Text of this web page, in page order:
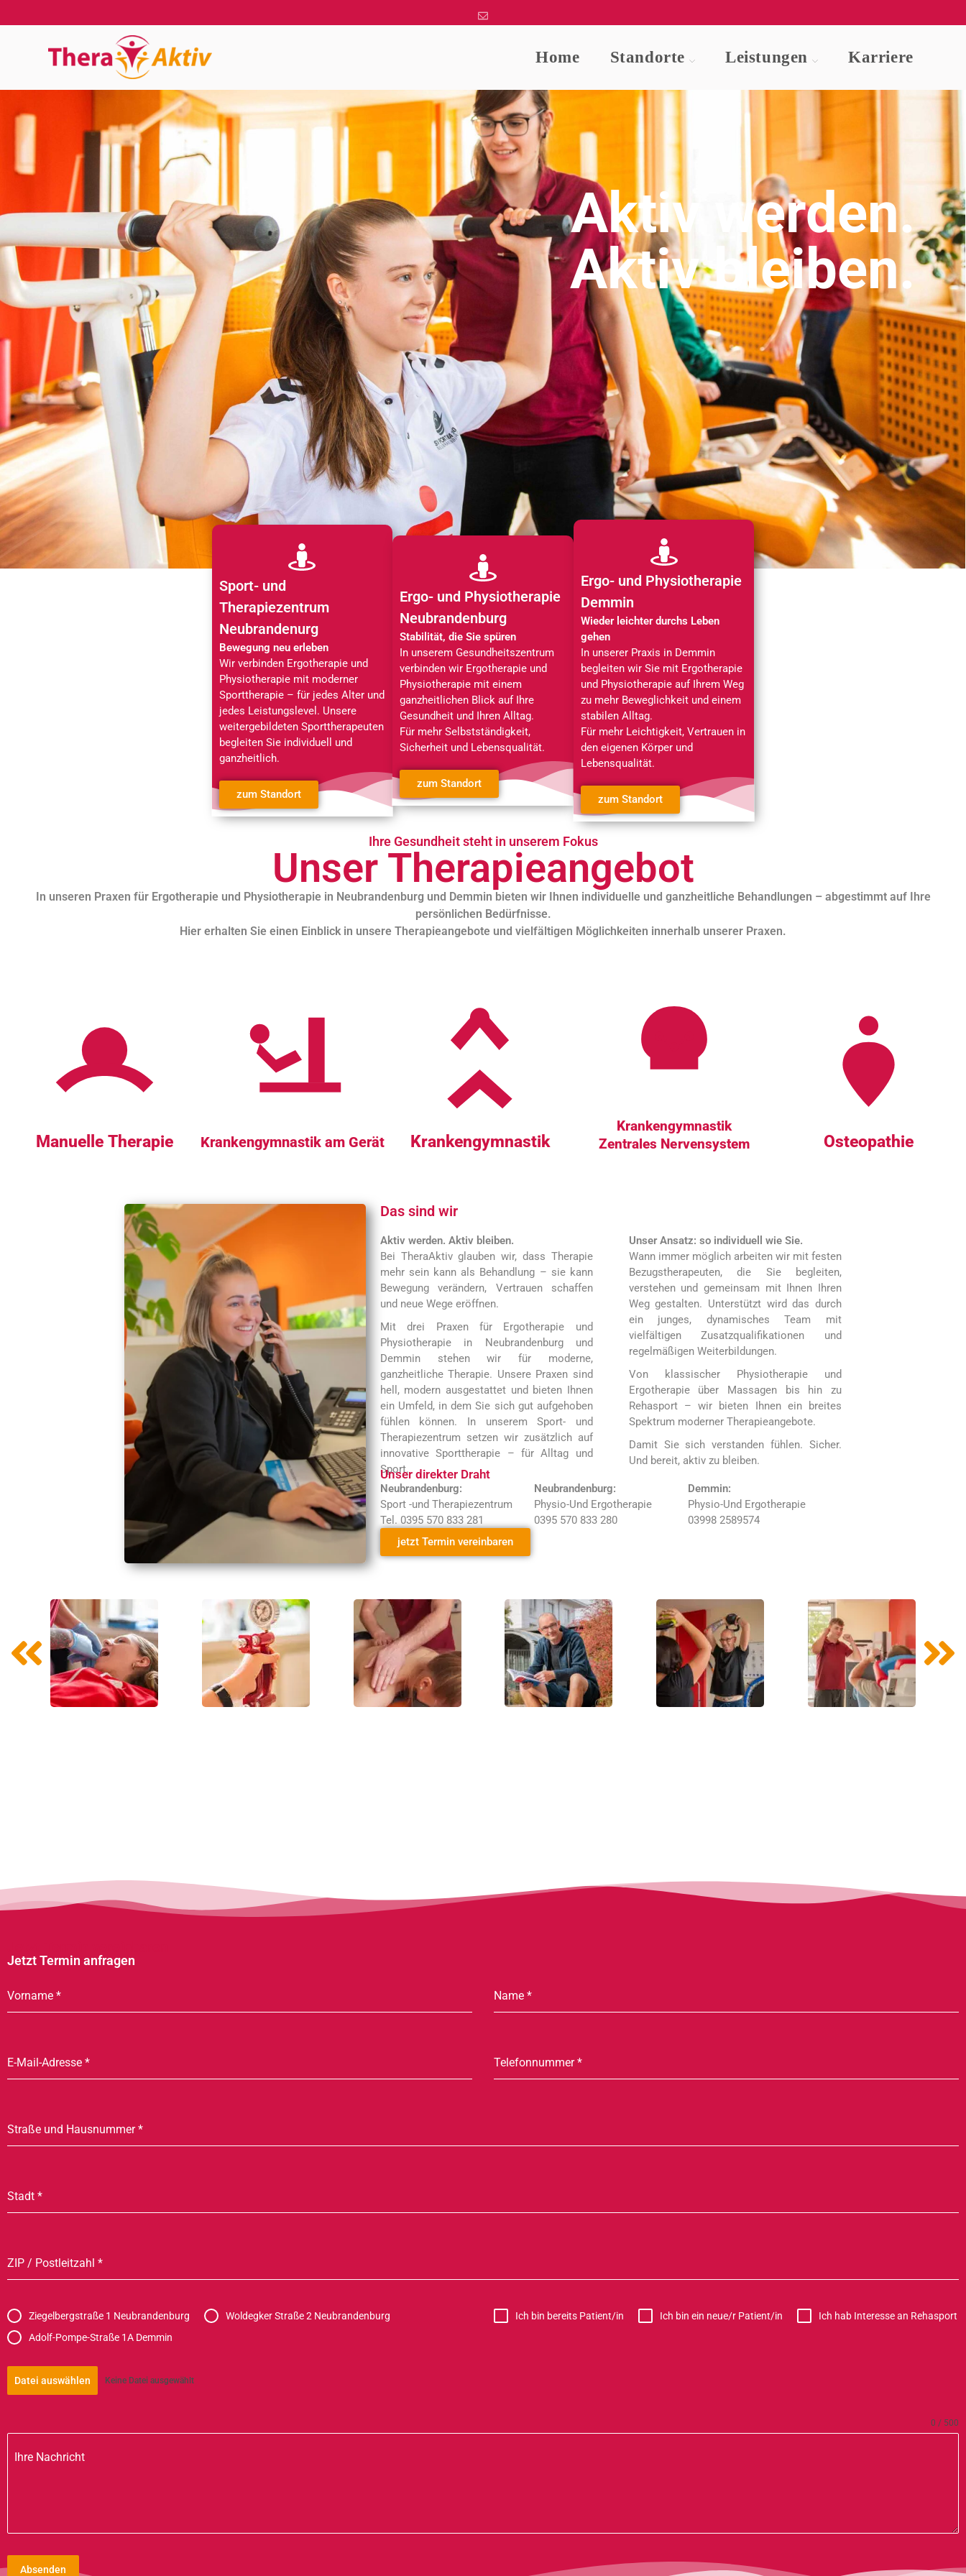
Home Standorte Leistungen Karriere
Aktiv werden.
Aktiv bleiben.
Sport- und
Therapiezentrum
Neubrandenurg
Bewegung neu erleben
Wir verbinden Ergotherapie und
Physiotherapie mit moderner
Sporttherapie – für jedes Alter und
jedes Leistungslevel. Unsere
weitergebildeten Sporttherapeuten
begleiten Sie individuell und
ganzheitlich.
zum Standort
Ergo- und Physiotherapie
Neubrandenburg
Stabilität, die Sie spüren
In unserem Gesundheitszentrum
verbinden wir Ergotherapie und
Physiotherapie mit einem
ganzheitlichen Blick auf Ihre
Gesundheit und Ihren Alltag.
Für mehr Selbstständigkeit,
Sicherheit und Lebensqualität.
zum Standort
Ergo- und Physiotherapie
Demmin
Wieder leichter durchs Leben
gehen
In unserer Praxis in Demmin
begleiten wir Sie mit Ergotherapie
und Physiotherapie auf Ihrem Weg
zu mehr Beweglichkeit und einem
stabilen Alltag.
Für mehr Leichtigkeit, Vertrauen in
den eigenen Körper und
Lebensqualität.
zum Standort
Ihre Gesundheit steht in unserem Fokus
Unser Therapieangebot
In unseren Praxen für Ergotherapie und Physiotherapie in Neubrandenburg und Demmin bieten wir Ihnen individuelle und ganzheitliche Behandlungen – abgestimmt auf Ihre
persönlichen Bedürfnisse.
Hier erhalten Sie einen Einblick in unsere Therapieangebote und vielfältigen Möglichkeiten innerhalb unserer Praxen.
Manuelle Therapie Krankengymnastik am Gerät Krankengymnastik
Krankengymnastik
Zentrales Nervensystem
Osteopathie
Das sind wir
Aktiv werden. Aktiv bleiben.
Bei TheraAktiv glauben wir, dass Therapie
mehr sein kann als Behandlung – sie kann
Bewegung verändern, Vertrauen schaffen
und neue Wege eröffnen.
Mit drei Praxen für Ergotherapie und
Physiotherapie in Neubrandenburg und
Demmin stehen wir für moderne,
ganzheitliche Therapie. Unsere Praxen sind
hell, modern ausgestattet und bieten Ihnen
ein Umfeld, in dem Sie sich gut aufgehoben
fühlen können. In unserem Sport- und
Therapiezentrum setzen wir zusätzlich auf
innovative Sporttherapie – für Alltag und
Sport.
Unser Ansatz: so individuell wie Sie.
Wann immer möglich arbeiten wir mit festen
Bezugstherapeuten, die Sie begleiten,
verstehen und gemeinsam mit Ihnen Ihren
Weg gestalten. Unterstützt wird das durch
ein junges, dynamisches Team mit
vielfältigen Zusatzqualifikationen und
regelmäßigen Weiterbildungen.
Von klassischer Physiotherapie und
Ergotherapie über Massagen bis hin zu
Rehasport – wir bieten Ihnen ein breites
Spektrum moderner Therapieangebote.
Damit Sie sich verstanden fühlen. Sicher.
Und bereit, aktiv zu bleiben.
Unser direkter Draht
Neubrandenburg:
Sport -und Therapiezentrum
Tel. 0395 570 833 281
Neubrandenburg:
Physio-Und Ergotherapie
0395 570 833 280
Demmin:
Physio-Und Ergotherapie
03998 2589574
jetzt Termin vereinbaren
Jetzt Termin anfragen
Vorname * Name *
E-Mail-Adresse * Telefonnummer*
Straße und Hausnummer*
Stadt *
ZIP / Postleitzahl *
Ziegelbergstraße 1 Neubrandenburg
Woldegker Straße 2 Neubrandenburg
Adolf-Pompe-Straße 1A Demmin
Ich bin bereits Patient/in Ich bin ein neue/r Patient/in Ich hab Interesse an Rehasport
Datei auswählen Keine Datei ausgewählt
Ihre Nachricht
0 / 500
Absenden